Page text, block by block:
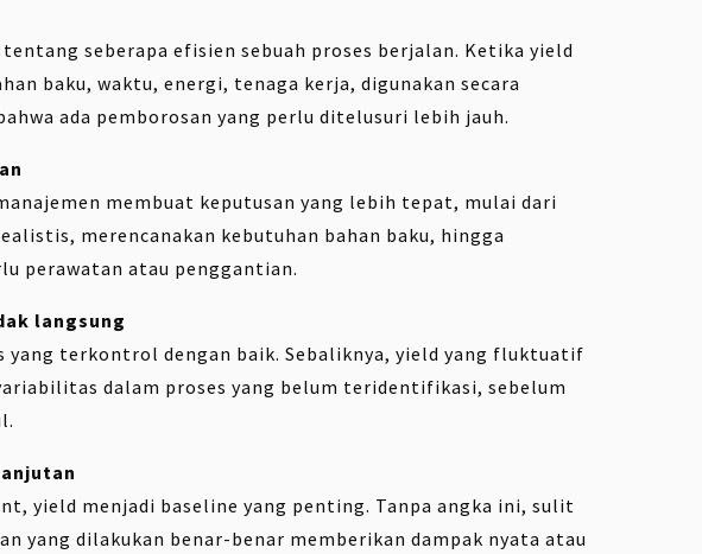
seberapa efisien sebuah proses berjalan. Ketika yield
baku, waktu, energi, tenaga kerja, digunakan secara
ada pemborosan yang perlu ditelusuri lebih jauh.
membuat keputusan yang lebih tepat, mulai dari
merencanakan kebutuhan bahan baku, hingga
perawatan atau penggantian.
langsung
yang terkontrol dengan baik. Sebaliknya, yield yang fluktuatif
dalam proses yang belum teridentifikasi, sebelum
yield menjadi baseline yang penting. Tanpa angka ini, sulit
yang dilakukan benar-benar memberikan dampak nyata atau